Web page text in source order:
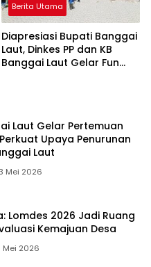
Berita Utama
Diapresiasi Bupati Banggai
Laut, Dinkes PP dan KB
Banggai Laut Gelar Fun
Laut Gelar Pertemuan
Upaya Penurunan
Laut
Mei 2026
Lomdes 2026 Jadi Ruang
Kemajuan Desa
Mei 2026